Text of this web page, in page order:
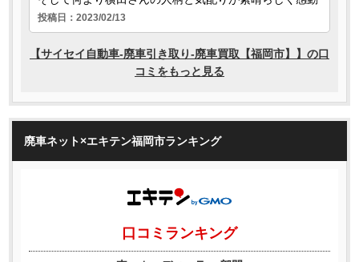
廃車ネット×エキテン福岡市ランキング